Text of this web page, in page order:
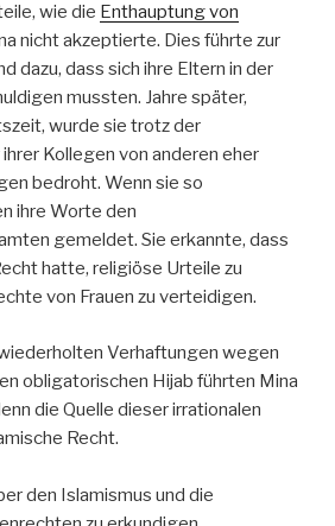
wie die Enthauptung von
nicht akzeptierte. Dies führte zur
dazu, dass sich ihre Eltern in der
mussten. Jahre später,
wurde sie trotz der
Kollegen von anderen eher
bedroht. Wenn sie so
ihre Worte den
gemeldet. Sie erkannte, dass
hatte, religiöse Urteile zu
von Frauen zu verteidigen.
Verhaftungen wegen
obligatorischen Hijab führten Mina
die Quelle dieser irrationalen
Recht.
den Islamismus und die